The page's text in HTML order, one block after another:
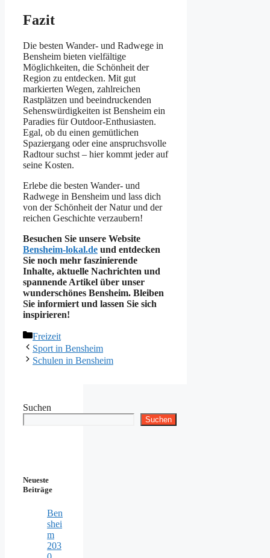
Fazit
Die besten Wander- und Radwege in
Bensheim bieten vielfältige
Möglichkeiten, die Schönheit der
Region zu entdecken. Mit gut
markierten Wegen, zahlreichen
Rastplätzen und beeindruckenden
Sehenswürdigkeiten ist Bensheim ein
Paradies für Outdoor-Enthusiasten.
Egal, ob du einen gemütlichen
Spaziergang oder eine anspruchsvolle
Radtour suchst – hier kommt jeder auf
seine Kosten.
Erlebe die besten Wander- und
Radwege in Bensheim und lass dich
von der Schönheit der Natur und der
reichen Geschichte verzaubern!
Besuchen Sie unsere Website
Bensheim-lokal.de und entdecken
Sie noch mehr faszinierende
Inhalte, aktuelle Nachrichten und
spannende Artikel über unser
wunderschönes Bensheim. Bleiben
Sie informiert und lassen Sie sich
inspirieren!
Kategorien
Freizeit
Sport in Bensheim
Schulen in Bensheim
Suchen
Suchen
Neueste
Beiträge
Ben
shei
m
203